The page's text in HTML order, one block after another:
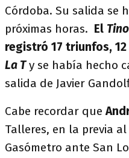
Córdoba. Su salida se
próximas horas. El Tino
registró 17 triunfos,
La T y se había hecho
salida de Javier
Cabe recordar que
Talleres, en la previa
Gasómetro ante San